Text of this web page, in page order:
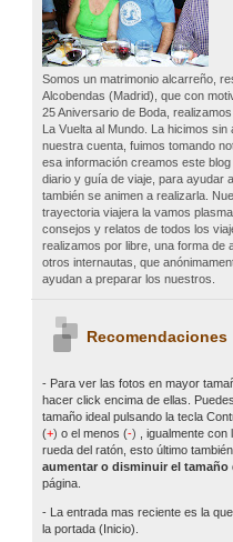
Somos un matrimonio alcarreño,
Alcobendas (Madrid), que con
25 Aniversario de Boda,
La Vuelta al Mundo. La hicimos sin
nuestra cuenta, fuimos tomando
esa información creamos este
diario y guía de viaje, para ayudar
también se animen a realizarla.
trayectoria viajera la vamos
consejos y relatos de todos los
realizamos por libre, una forma de
otros internautas, que
ayudan a preparar los nuestros.
Recomendaciones
- Para ver las fotos en mayor
hacer click encima de ellas.
tamaño ideal pulsando la tecla
(+) o el menos (-) igualmente con
rueda del ratón, esto último
aumentar o disminuir el tamaño
página.
- La entrada mas reciente es la
la portada (Inicio).